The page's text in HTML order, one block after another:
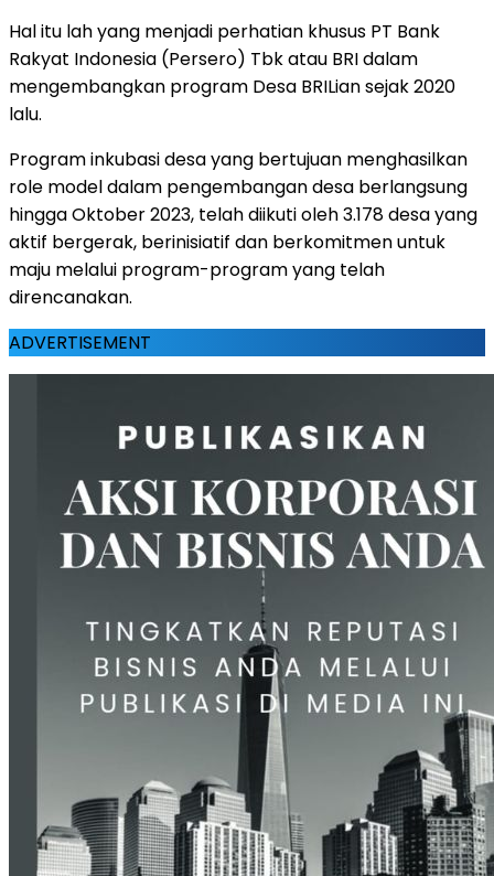
Hal itu lah yang menjadi perhatian khusus PT Bank
Rakyat Indonesia (Persero) Tbk atau BRI dalam
mengembangkan program Desa BRILian sejak 2020
lalu.
Program inkubasi desa yang bertujuan menghasilkan
role model dalam pengembangan desa berlangsung
hingga Oktober 2023, telah diikuti oleh 3.178 desa yang
aktif bergerak, berinisiatif dan berkomitmen untuk
maju melalui program-program yang telah
direncanakan.
ADVERTISEMENT